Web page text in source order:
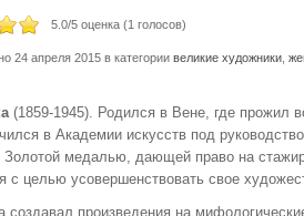
5.0/5 оценка (1 голосов)
24 апреля 2015 в категории великие художники
(1859-1945). Родился в Вене, где прожил
в Академии искусств под
Золотой медалью, дающей право на
с целью усовершенствовать свое
создавал произведения на